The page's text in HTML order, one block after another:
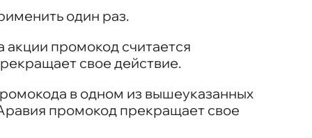
один раз.
акции промокод считается
свое действие.
в одном из вышеуказанных
промокод прекращает свое